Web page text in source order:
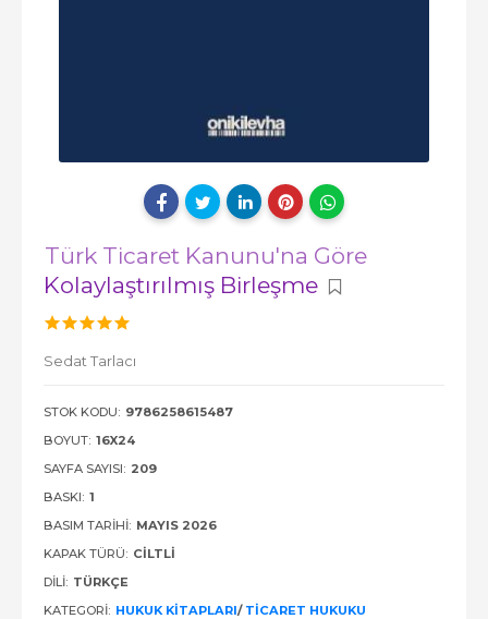
Türk Ticaret Kanunu'na Göre
Kolaylaştırılmış Birleşme
Sedat Tarlacı
STOK KODU: 9786258615487
BOYUT: 16X24
SAYFA SAYISI: 209
BASKI: 1
BASIM TARIHI: MAYIS 2026
KAPAK TÜRÜ: CİLTLİ
DILI: TÜRKÇE
KATEGORI: HUKUK KITAPLARI/ TICARET HUKUKU